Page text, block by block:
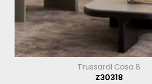
Trussardi Casa 8
Z30318